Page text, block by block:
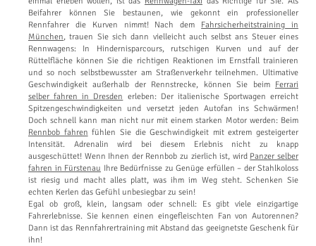
Beifahrer können Sie bestaunen, wie gekonnt ein professioneller
Rennfahrer die Kurven nimmt! Nach dem Fahrsicherheitstraining in
München, trauen Sie sich dann vielleicht auch selbst ans Steuer eines
Rennwagens: In Hindernisparcours, rutschigen Kurven und auf der
Rüttelfläche können Sie die richtigen Reaktionen im Ernstfall trainieren
und so noch selbstbewusster am Straßenverkehr teilnehmen. Ultimative
Geschwindigkeit außerhalb der Rennstrecke, können Sie beim Ferrari
selber fahren in Dresden erleben: Der italienische Sportwagen erreicht
Spitzengeschwindigkeiten und versetzt jeden Autofan ins Schwärmen!
Doch schnell kann man nicht nur mit einem starken Motor werden: Beim
Rennbob fahren fühlen Sie die Geschwindigkeit mit extrem gesteigerter
Intensität. Adrenalin wird bei diesem Erlebnis nicht zu knapp
ausgeschüttet! Wenn Ihnen der Rennbob zu zierlich ist, wird Panzer selber
fahren in Fürstenau Ihre Bedürfnisse zu Genüge erfüllen – der Stahlkoloss
ist riesig und macht alles platt, was ihm im Weg steht. Schenken Sie
echten Kerlen das Gefühl unbesiegbar zu sein!
Egal ob groß, klein, langsam oder schnell: Es gibt viele einzigartige
Fahrerlebnisse. Sie kennen einen eingefleischten Fan von Autorennen?
Dann ist das Rennfahrertraining mit Abstand das geeignetste Geschenk für
ihn!